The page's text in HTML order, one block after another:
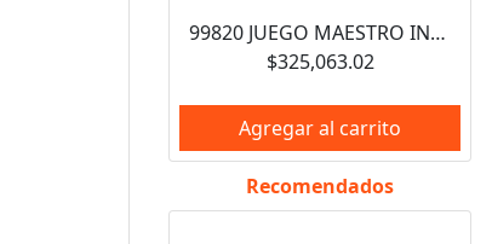
99820 JUEGO MAESTRO INDUSTRIAL COMBINADO 940 PIEZAS, CON GABINETES EX27M5, EX27M6, EX27S6 URREA
$325,063.02
Agregar al carrito
Recomendados